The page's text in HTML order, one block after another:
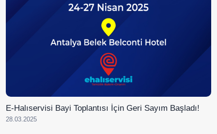
E-Halıservisi Bayi Toplantısı İçin Geri Sayım Başladı!
28.03.2025